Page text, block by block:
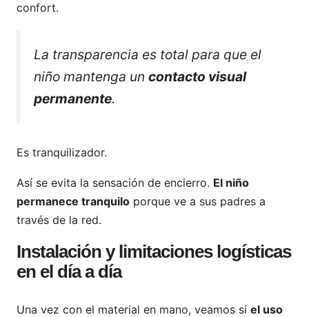
confort.
La transparencia es total para que el
niño mantenga un contacto visual
permanente.
Es tranquilizador.
Así se evita la sensación de encierro. El niño
permanece tranquilo porque ve a sus padres a
través de la red.
Instalación y limitaciones logísticas
en el día a día
Una vez con el material en mano, veamos si el uso